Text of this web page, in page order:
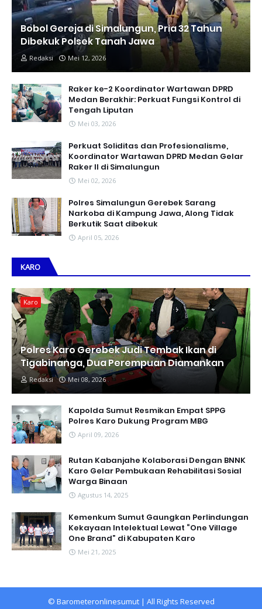
Bobol Gereja di Simalungun, Pria 32 Tahun
Dibekuk Polsek Tanah Jawa
Redaksi Mei 12, 2026
Raker ke-2 Koordinator Wartawan DPRD
Medan Berakhir: Perkuat Fungsi Kontrol di
Tengah Liputan
Mei 03, 2026
Perkuat Soliditas dan Profesionalisme,
Koordinator Wartawan DPRD Medan Gelar
Raker II di Simalungun
Mei 02, 2026
Polres Simalungun Gerebek Sarang
Narkoba di Kampung Jawa, Along Tidak
Berkutik Saat dibekuk
April 05, 2026
KARO
Karo
Polres Karo Gerebek Judi Tembak Ikan di
Tigabinanga, Dua Perempuan Diamankan
Redaksi Mei 08, 2026
Kapolda Sumut Resmikan Empat SPPG
Polres Karo Dukung Program MBG
April 09, 2026
Rutan Kabanjahe Kolaborasi Dengan BNNK
Karo Gelar Pembukaan Rehabilitasi Sosial
Warga Binaan
Agustus 14, 2025
Kemenkum Sumut Gaungkan Perlindungan
Kekayaan Intelektual Lewat “One Village
One Brand” di Kabupaten Karo
Mei 21, 2025
© Barometeronlinesumut| All Rights Reserved